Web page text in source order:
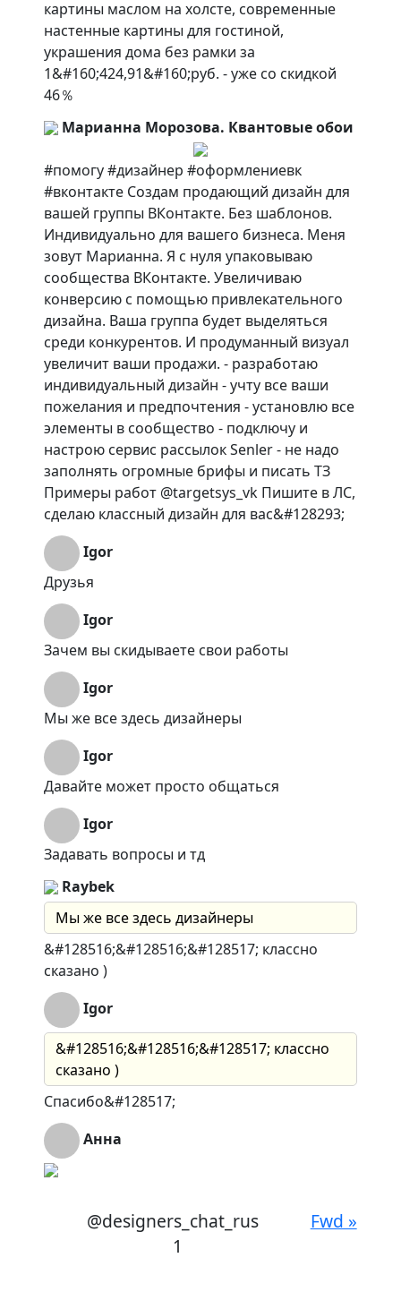
картины маслом на холсте, современные
настенные картины для гостиной,
украшения дома без рамки за
1&#160;424,91&#160;руб. - уже со скидкой
46％
Марианна Морозова. Квантовые обои
#помогу #дизайнер #оформлениевк
#вконтакте Создам продающий дизайн для
вашей группы ВКонтакте. Без шаблонов.
Индивидуально для вашего бизнеса. Меня
зовут Марианна. Я с нуля упаковываю
сообщества ВКонтакте. Увеличиваю
конверсию с помощью привлекательного
дизайна. Ваша группа будет выделяться
среди конкурентов. И продуманный визуал
увеличит ваши продажи. - разработаю
индивидуальный дизайн - учту все ваши
пожелания и предпочтения - установлю все
элементы в сообщество - подключу и
настрою сервис рассылок Senler - не надо
заполнять огромные брифы и писать ТЗ
Примеры работ @targetsys_vk Пишите в ЛС,
сделаю классный дизайн для вас&#128293;
Igor
Друзья
Igor
Зачем вы скидываете свои работы
Igor
Мы же все здесь дизайнеры
Igor
Давайте может просто общаться
Igor
Задавать вопросы и тд
Raybek
Мы же все здесь дизайнеры
&#128516;&#128516;&#128517; классно
сказано )
Igor
&#128516;&#128516;&#128517; классно
сказано )
Спасибо&#128517;
Анна
@designers_chat_rus
1
Fwd »